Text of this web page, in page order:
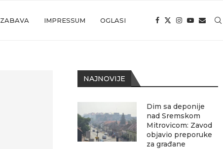
ZABAVA IMPRESSUM OGLASI
NAJNOVIJE
Dim sa deponije
nad Sremskom
Mitrovicom: Zavod
objavio preporuke
za građane